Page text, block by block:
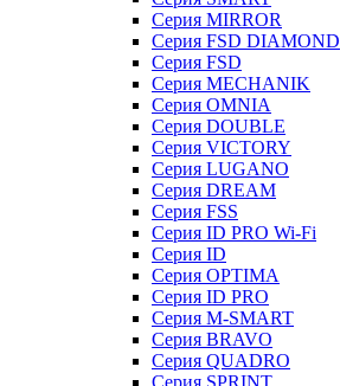
Серия MIRROR
Серия FSD DIAMOND
Серия FSD
Серия MECHANIK
Серия OMNIA
Серия DOUBLE
Серия VICTORY
Серия LUGANO
Серия DREAM
Серия FSS
Серия ID PRO Wi-Fi
Серия ID
Серия OPTIMA
Серия ID PRO
Серия M-SMART
Серия BRAVO
Серия QUADRO
Серия SPRINT